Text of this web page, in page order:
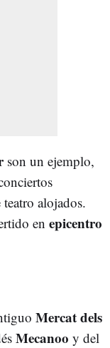
son un ejemplo,
alojados.
en epicentro
Mercat dels
Mecanoo y del